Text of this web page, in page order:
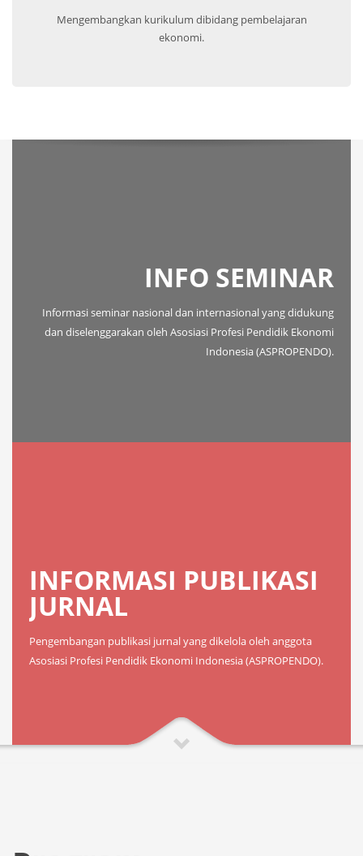
Mengembangkan kurikulum dibidang pembelajaran
ekonomi.
INFO SEMINAR
Informasi seminar nasional dan internasional yang didukung
dan diselenggarakan oleh Asosiasi Profesi Pendidik Ekonomi
Indonesia (ASPROPENDO).
INFORMASI PUBLIKASI
JURNAL
Pengembangan publikasi jurnal yang dikelola oleh anggota
Asosiasi Profesi Pendidik Ekonomi Indonesia (ASPROPENDO).